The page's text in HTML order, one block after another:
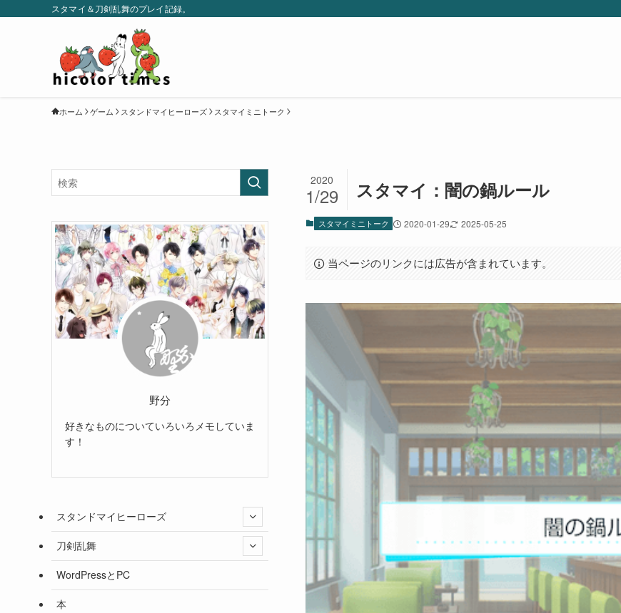
スタマイ＆刀剣乱舞のプレイ記録。
ホーム ゲーム スタンドマイヒーローズ スタマイミニトーク
スタマイ：闇の鍋ルール
2020
1/29
スタマイミニトーク 2020-01-29 2025-05-25
当ページのリンクには広告が含まれています。
野分
好きなものについていろいろメモしていま
す！
スタンドマイヒーローズ
刀剣乱舞
WordPressとPC
本